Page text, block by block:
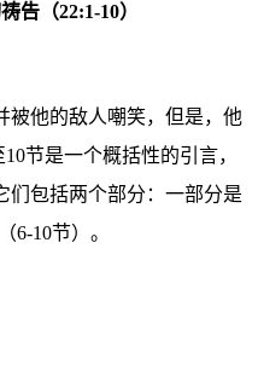
告（22:1-10）
被他的敌人嘲笑，但是，他
节是一个概括性的引言，
们包括两个部分：一部分是
6-10节）。